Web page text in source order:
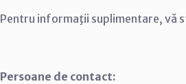
Pentru informaţii suplimentare, vă
Persoane de contact: